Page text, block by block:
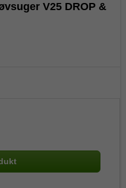
V25 DROP &